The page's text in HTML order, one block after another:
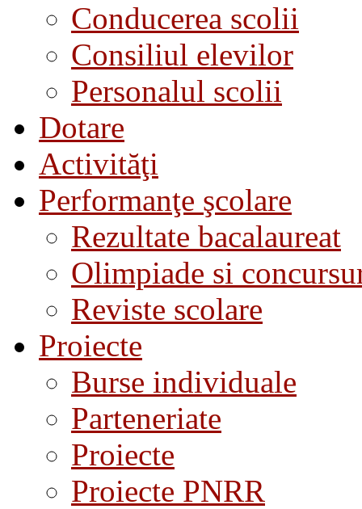
Conducerea scolii
Consiliul elevilor
Personalul scolii
Dotare
Activităţi
Performanţe şcolare
Rezultate bacalaureat
Olimpiade si
Reviste scolare
Proiecte
Burse individuale
Parteneriate
Proiecte
Proiecte PNRR